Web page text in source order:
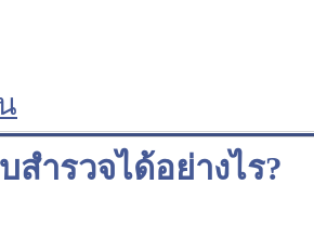
สำรวจได้อย่างไร?